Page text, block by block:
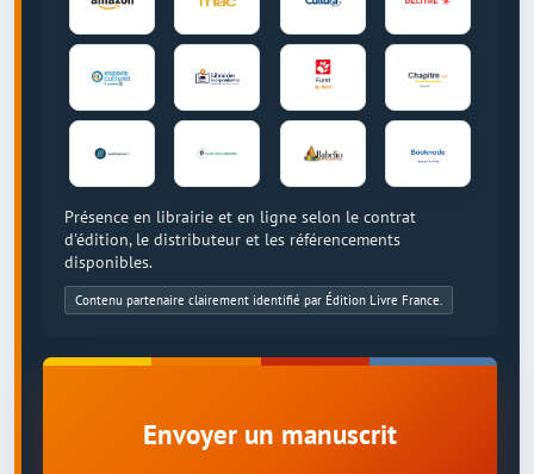
Présence en librairie et en ligne selon le contrat
d'édition, le distributeur et les référencements
disponibles.
Contenu partenaire clairement identifié par Édition Livre France.
Envoyer un manuscrit